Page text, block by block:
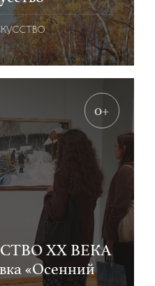
0+
XX ВЕКА
«Осенний